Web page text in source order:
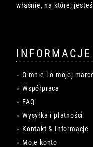
właśnie, na której
INFORMACJE
O mnie i o mojej
Współpraca
FAQ
Wysyłka i płatności
Kontakt & Informacje
Moje konto